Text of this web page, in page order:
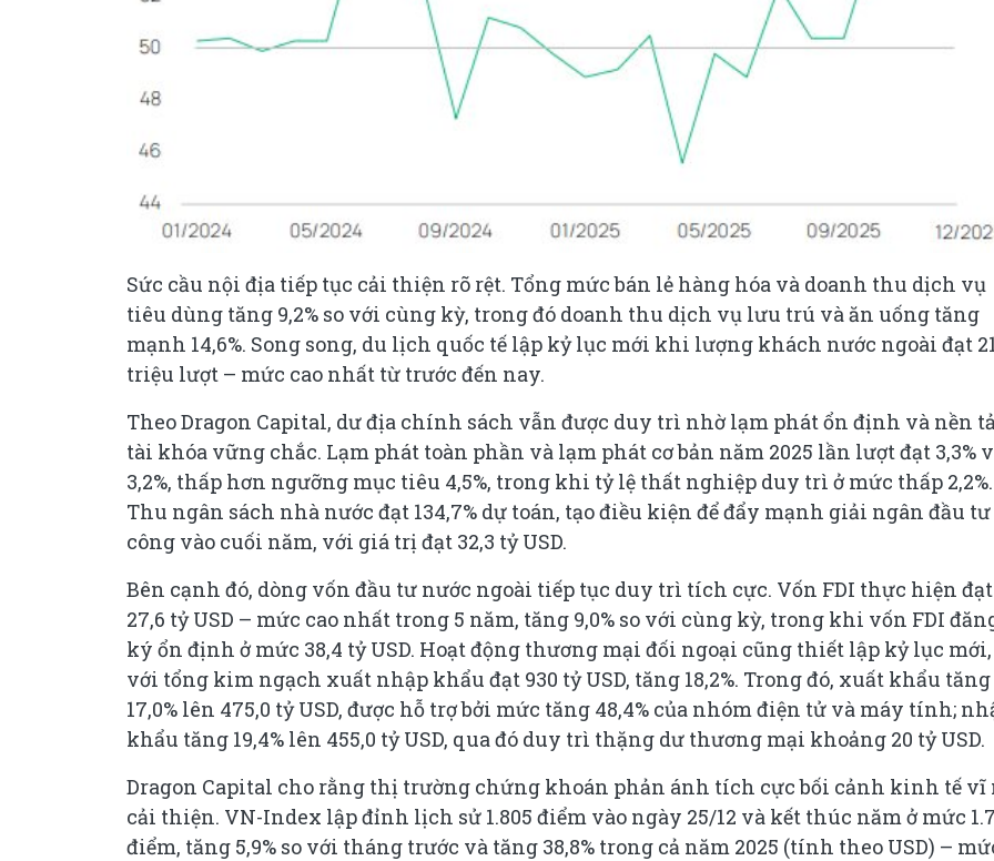
Sức cầu nội địa tiếp tục cải thiện rõ rệt. Tổng mức bán lẻ hàng hóa và doanh thu dịch vụ
tiêu dùng tăng 9,2% so với cùng kỳ, trong đó doanh thu dịch vụ lưu trú và ăn uống tăng
mạnh 14,6%. Song song, du lịch quốc tế lập kỷ lục mới khi lượng khách nước ngoài đạt
triệu lượt – mức cao nhất từ trước đến nay.
Theo Dragon Capital, dư địa chính sách vẫn được duy trì nhờ lạm phát ổn định và nền
tài khóa vững chắc. Lạm phát toàn phần và lạm phát cơ bản năm 2025 lần lượt đạt 3,3%
3,2%, thấp hơn ngưỡng mục tiêu 4,5%, trong khi tỷ lệ thất nghiệp duy trì ở mức thấp 2,2%.
Thu ngân sách nhà nước đạt 134,7% dự toán, tạo điều kiện để đẩy mạnh giải ngân đầu tư
công vào cuối năm, với giá trị đạt 32,3 tỷ USD.
Bên cạnh đó, dòng vốn đầu tư nước ngoài tiếp tục duy trì tích cực. Vốn FDI thực hiện đạt
27,6 tỷ USD – mức cao nhất trong 5 năm, tăng 9,0% so với cùng kỳ, trong khi vốn FDI
ký ổn định ở mức 38,4 tỷ USD. Hoạt động thương mại đối ngoại cũng thiết lập kỷ lục mới,
với tổng kim ngạch xuất nhập khẩu đạt 930 tỷ USD, tăng 18,2%. Trong đó, xuất khẩu tăng
17,0% lên 475,0 tỷ USD, được hỗ trợ bởi mức tăng 48,4% của nhóm điện tử và máy tính;
khẩu tăng 19,4% lên 455,0 tỷ USD, qua đó duy trì thặng dư thương mại khoảng 20 tỷ USD.
Dragon Capital cho rằng thị trường chứng khoán phản ánh tích cực bối cảnh kinh tế vĩ
cải thiện. VN-Index lập đỉnh lịch sử 1.805 điểm vào ngày 25/12 và kết thúc năm ở mức
điểm, tăng 5,9% so với tháng trước và tăng 38,8% trong cả năm 2025 (tính theo USD) –